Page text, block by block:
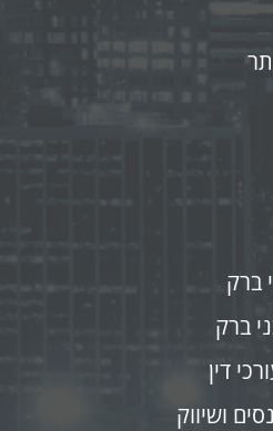
ברק
ברק
דין
ושיווק